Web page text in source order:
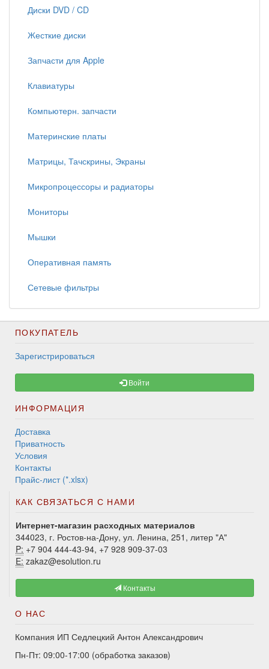
Диски DVD / CD
Жесткие диски
Запчасти для Apple
Клавиатуры
Компьютерн. запчасти
Материнские платы
Матрицы, Тачскрины, Экраны
Микропроцессоры и радиаторы
Мониторы
Мышки
Оперативная память
Сетевые фильтры
ПОКУПАТЕЛЬ
Зарегистрироваться
Войти
ИНФОРМАЦИЯ
Доставка
Приватность
Условия
Контакты
Прайс-лист (*.xlsx)
КАК СВЯЗАТЬСЯ С НАМИ
Интернет-магазин расходных материалов
344023, г. Ростов-на-Дону, ул. Ленина, 251, литер "А"
P: +7 904 444-43-94, +7 928 909-37-03
E: zakaz@esolution.ru
Контакты
О НАС
Компания ИП Седлецкий Антон Александрович
Пн-Пт: 09:00-17:00 (обработка заказов)